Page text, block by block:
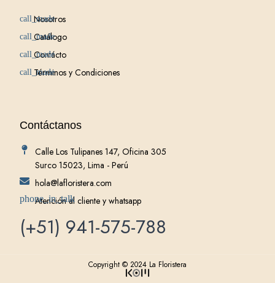
Nosotros
Catálogo
Contácto
Términos y Condiciones
Contáctanos
Calle Los Tulipanes 147, Oficina 305
Surco 15023, Lima - Perú
hola@lafloristera.com
Atención al cliente y whatsapp
(+51) 941-575-788
Copyright © 2024 La Floristera